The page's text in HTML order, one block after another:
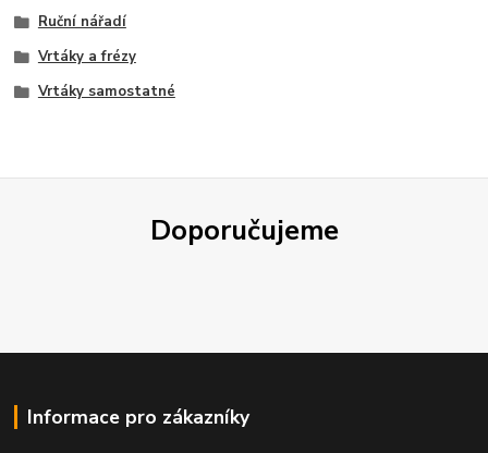
Ruční nářadí
Vrtáky a frézy
Vrtáky samostatné
Doporučujeme
Informace pro zákazníky